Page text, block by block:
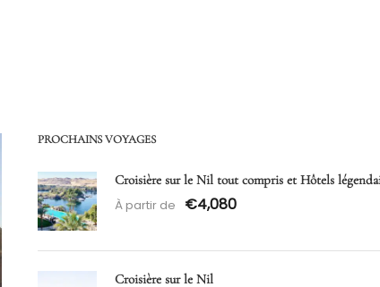
PROCHAINS VOYAGES
Croisière sur le Nil tout compris et Hôtels
À partir de €4,080
Croisière sur le Nil